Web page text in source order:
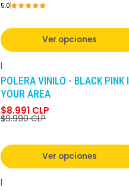
5.0
Ver opciones
|
POLERA VINILO - BLACK PINK
YOUR AREA
$8.991 CLP
$9.990 CLP
Ver opciones
|